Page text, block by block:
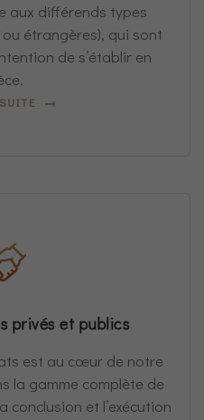
aux différends types
étrangères), qui sont
de s’établir en
privés et publics
est au cœur de notre
la gamme complète de
conclusion et l’exécution